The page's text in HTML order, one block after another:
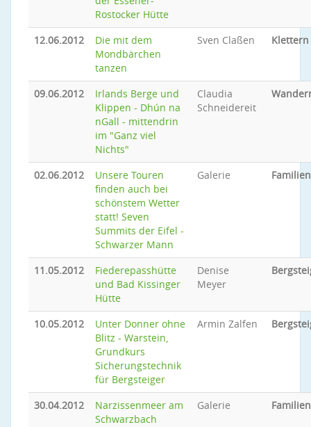
Rostocker Hütte
12.06.2012
Die mit dem
Mondbärchen
tanzen
Sven Claßen Klettern
09.06.2012
Irlands Berge und
Klippen - Dhún na
nGall - mittendrin
im "Ganz viel
Nichts"
Claudia
Schneidereit
02.06.2012
Unsere Touren
finden auch bei
schönstem Wetter
statt! Seven
Summits der Eifel -
Schwarzer Mann
Galerie
11.05.2012
Fiederepasshütte
und Bad Kissinger
Hütte
Denise
Meyer
10.05.2012
Unter Donner ohne
Blitz - Warstein,
Grundkurs
Sicherungstechnik
für Bergsteiger
Armin Zalfen
30.04.2012
Narzissenmeer am
Schwarzbach
Galerie